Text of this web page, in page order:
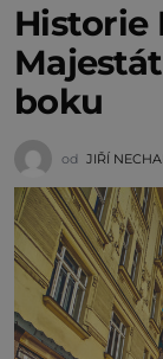
Historie
boku
od JIŘÍ